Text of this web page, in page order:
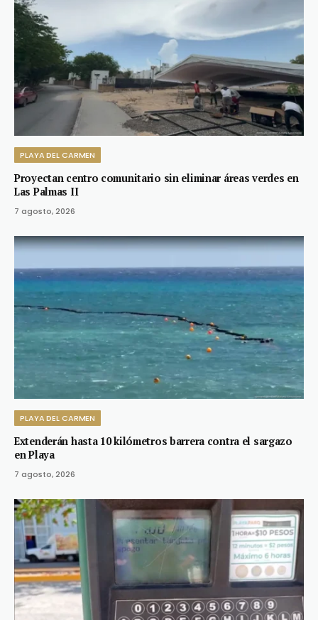
PLAYA DEL CARMEN
Proyectan centro comunitario sin eliminar áreas verdes en
Las Palmas II
7 agosto, 2026
PLAYA DEL CARMEN
Extenderán hasta 10 kilómetros barrera contra el sargazo
en Playa
7 agosto, 2026